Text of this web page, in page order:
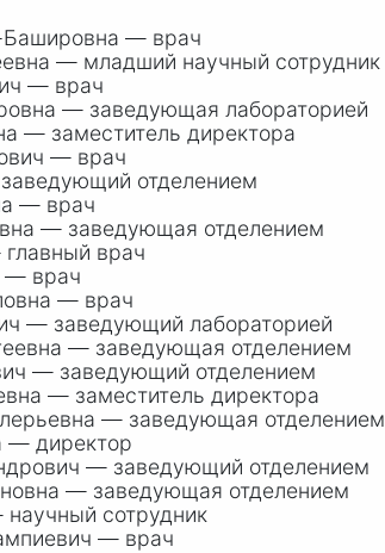
— врач
— младший научный сотрудник
— врач
— заведующая лабораторией
— заместитель директора
— врач
отделением
— врач
— заведующая отделением
врач
— врач
— врач
— заведующий лабораторией
— заведующая отделением
— заведующий отделением
— заместитель директора
— заведующая отделением
— директор
— заведующий отделением
— заведующая отделением
сотрудник
— врач